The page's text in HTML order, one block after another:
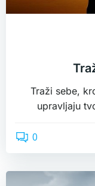
Traži sebe,
upravljaju
0